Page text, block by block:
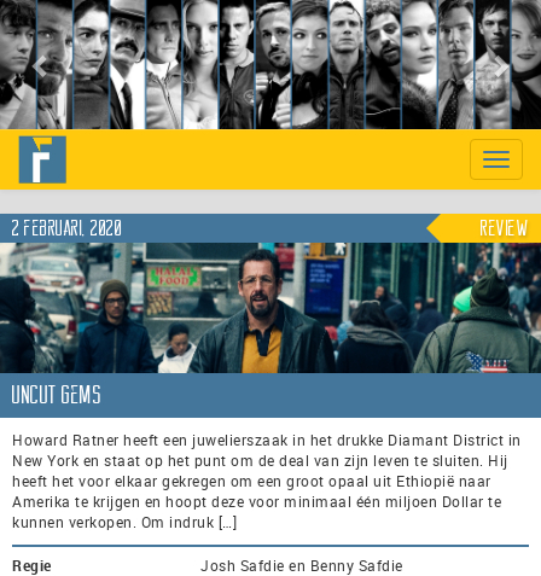
Previous
Toggle
2 februari, 2020 Review
Uncut Gems
Howard Ratner heeft een juwelierszaak in het drukke Diamant District in
New York en staat op het punt om de deal van zijn leven te sluiten. Hij
heeft het voor elkaar gekregen om een groot opaal uit Ethiopië naar
Amerika te krijgen en hoopt deze voor minimaal één miljoen Dollar te
kunnen verkopen. Om indruk […]
Regie
Josh Safdie en Benny Safdie